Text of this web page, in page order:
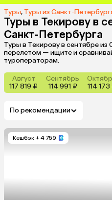
Туры, Туры из Санкт-
Туры в Текирову в
Санкт-Петербурга
Туры в Текирову в сентябре из
перелетом — ищите и
туроператорам.
Август
117 819 ₽
Сентябрь
114 991 ₽
114 173
По рекомендации
Кешбэк + 4 759